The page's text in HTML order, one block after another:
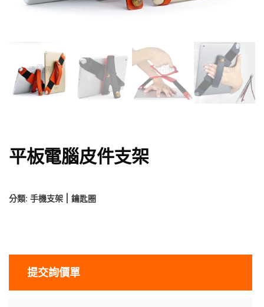
平板電腦皮件支架
分類: 手機支架 | 鑰匙圈
提交詢價單